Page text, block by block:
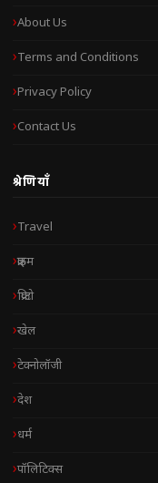
About Us
Terms and Conditions
Privacy Policy
Contact Us
श्रेणियाँ
Travel
क्राइम
क्रिप्टो
खेल
टेक्नोलॉजी
देश
धर्म
पॉलिटिक्स